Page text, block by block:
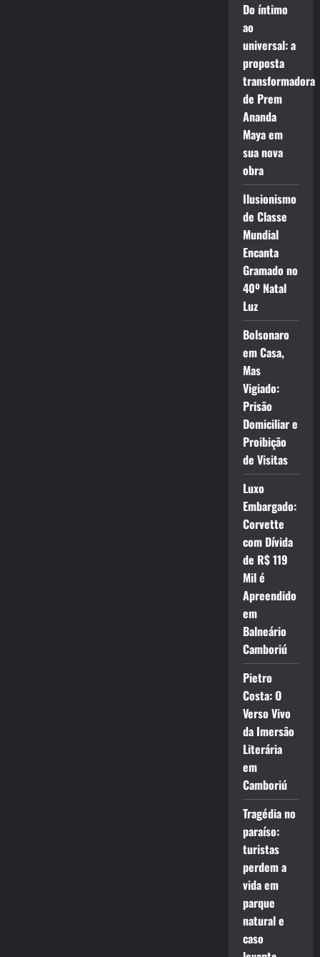
Do íntimo
ao
universal: a
proposta
transformadora
de Prem
Ananda
Maya em
sua nova
obra
Ilusionismo
de Classe
Mundial
Encanta
Gramado no
40º Natal
Luz
Bolsonaro
em Casa,
Mas
Vigiado:
Prisão
Domiciliar e
Proibição
de Visitas
Luxo
Embargado:
Corvette
com Dívida
de R$ 119
Mil é
Apreendido
em
Balneário
Camboriú
Pietro
Costa: O
Verso Vivo
da Imersão
Literária
em
Camboriú
Tragédia no
paraíso:
turistas
perdem a
vida em
parque
natural e
caso